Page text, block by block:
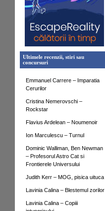
Ultimele recenzii, stiri sau
concursuri
Emmanuel Carrere – Imparatia
Cerurilor
Cristina Nemerovschi –
Rockstar
Flavius Ardelean – Noumenoir
Ion Marculescu – Turnul
Dominic Walliman, Ben Newman
– Profesorul Astro Cat si
Frontierele Universului
Judith Kerr – MOG, pisica uituca
Lavinia Calina – Blestemul zorilor
Lavinia Calina – Copiii